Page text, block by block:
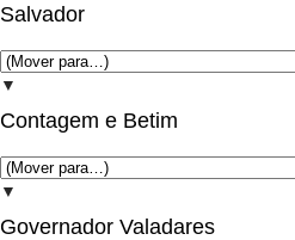
Salvador
▼
Contagem e Betim
▼
Governador Valadares